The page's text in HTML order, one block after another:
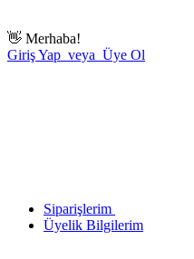
👋 Merhaba!
Giriş Yap veya Üye Ol
Siparişlerim
Üyelik Bilgilerim